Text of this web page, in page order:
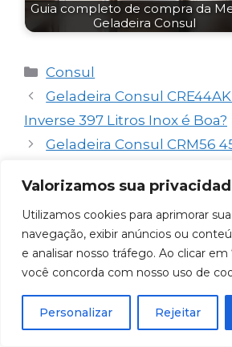
Valorizamos sua
Utilizamos cookies para aprimorar
navegação, exibir anúncios ou
e analisar nosso tráfego. Ao clicar em
você concorda com nosso uso de
Personalizar Rejeitar
Guia completo de compra da
Geladeira Consul
Categorias
Consul
Geladeira Consul
Inverse 397 Litros Inox é Boa?
Geladeira Consul CRM56
Deixe um comentário